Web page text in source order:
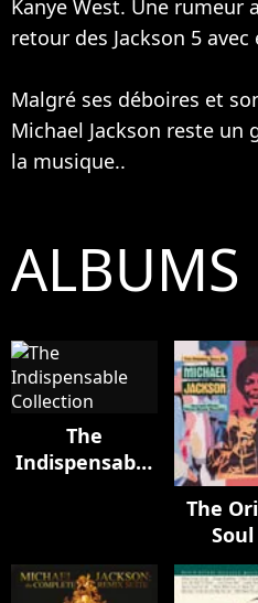
Kanye West. Une rumeur
retour des Jackson 5 avec
Malgré ses déboires et
Michael Jackson reste un
la musique..
ALBUMS
The
Indispensable
The